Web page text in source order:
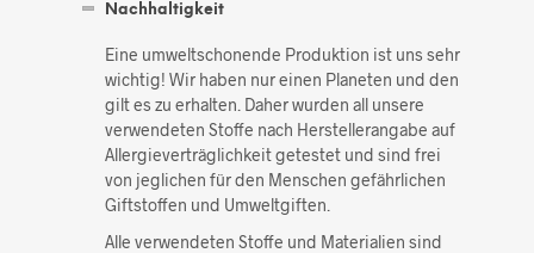
Nachhaltigkeit
Eine umweltschonende Produktion ist uns sehr
wichtig! Wir haben nur einen Planeten und den
gilt es zu erhalten. Daher wurden all unsere
verwendeten Stoffe nach Herstellerangabe auf
Allergieverträglichkeit getestet und sind frei
von jeglichen für den Menschen gefährlichen
Giftstoffen und Umweltgiften.
Alle verwendeten Stoffe und Materialien sind